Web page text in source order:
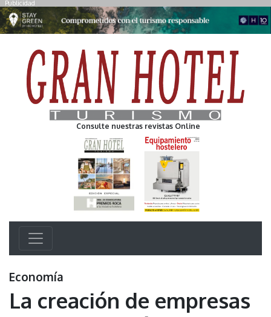
Publicidad
Consulte nuestras revistas Online
Economía
La creación de empresas